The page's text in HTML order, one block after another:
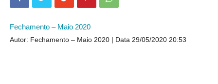
Fechamento – Maio 2020
Autor: Fechamento – Maio 2020 Data 29/05/2020 20:53